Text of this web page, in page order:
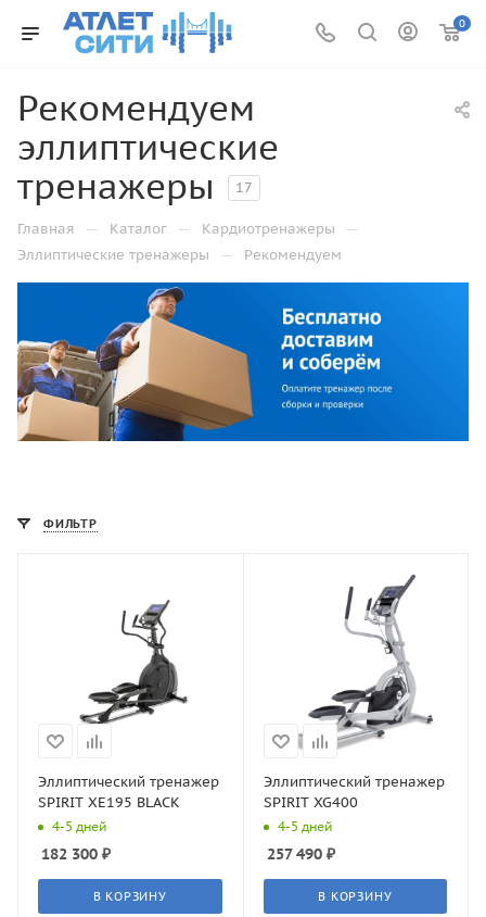
0
Рекомендуем
эллиптические
тренажеры
17
Главная — Каталог — Кардиотренажеры —
Эллиптические тренажеры — Рекомендуем
ФИЛЬТР
Эллиптический тренажер
SPIRIT XE195 BLACK
4-5 дней
182 300 ₽
В КОРЗИНУ
Эллиптический тренажер
SPIRIT XG400
4-5 дней
257 490₽
В КОРЗИНУ